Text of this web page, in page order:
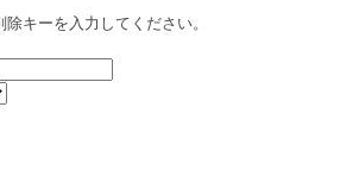
キーを入力してください。